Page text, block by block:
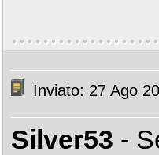
Inviato: 27 Ago
Silver53 -